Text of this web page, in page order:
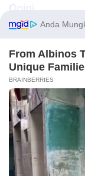
Opini
Kirimkan naskah